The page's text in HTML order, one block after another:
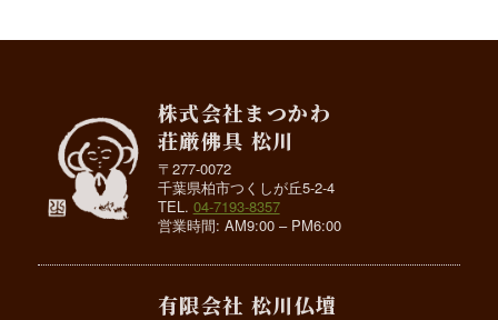
株式会社まつかわ
荘厳佛具 松川
〒277-0072
千葉県柏市つくしが丘5-2-4
TEL. 04-7193-8357
営業時間: AM9:00 – PM6:00
有限会社 松川仏壇